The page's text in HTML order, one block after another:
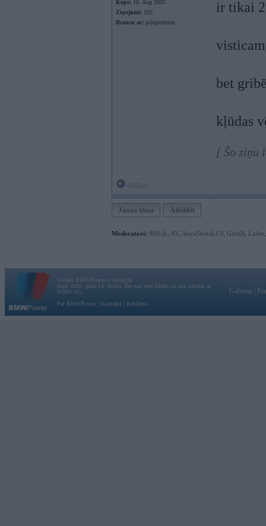
Kopš: 16. Aug 2005
Ziņojumi: 103
Braucu ar: pilnpiedziņu
ir tikai
bet
kļūdas
[ Šo ziņu
Jauna tēma Atbildēt
Moderatori: 968-jk AV AiwaShuraLLP, GirtzB Lafter
Vortāls BMWPower.lv darbojas
kopš 2002. gada 14. maija. Tas nav auto klubs un nav saistīts ar
BMW AG.
Par BMWPower
Kontakti Reklāma
Galvena